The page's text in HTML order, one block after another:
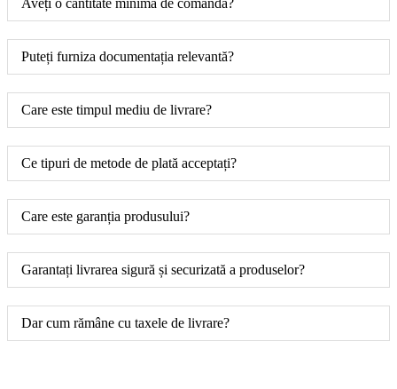
Puteți furniza documentația relevantă?
Care este timpul mediu de livrare?
Ce tipuri de metode de plată acceptați?
Care este garanția produsului?
Garantați livrarea sigură și securizată a produselor?
Dar cum rămâne cu taxele de livrare?